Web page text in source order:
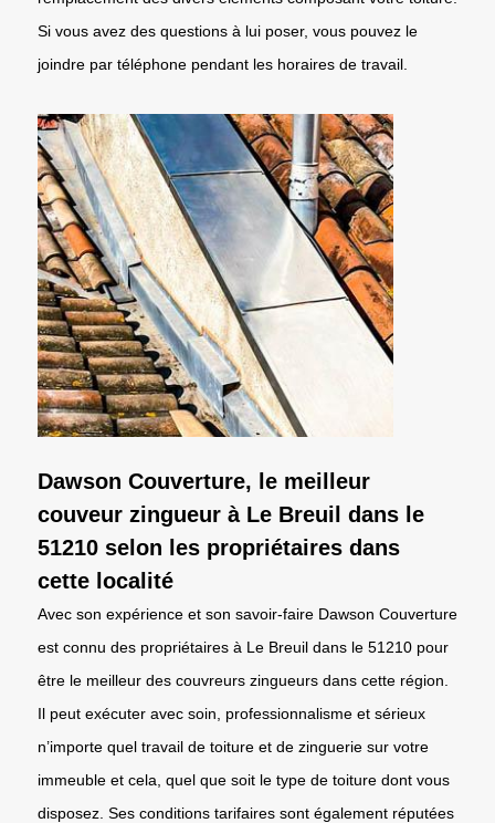
Si vous avez des questions à lui poser, vous pouvez le
joindre par téléphone pendant les horaires de travail.
Dawson Couverture, le meilleur
couveur zingueur à Le Breuil dans le
51210 selon les propriétaires dans
cette localité
Avec son expérience et son savoir-faire Dawson Couverture
est connu des propriétaires à Le Breuil dans le 51210 pour
être le meilleur des couvreurs zingueurs dans cette région.
Il peut exécuter avec soin, professionnalisme et sérieux
n’importe quel travail de toiture et de zinguerie sur votre
immeuble et cela, quel que soit le type de toiture dont vous
disposez. Ses conditions tarifaires sont également réputées